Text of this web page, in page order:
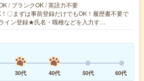
/ ブランクOK / 英語力不要
〇まずは事前登録だけでもOK！履歴書不要で
イン登録★氏名・職種などを入力す…
30代 40代 50代 60代